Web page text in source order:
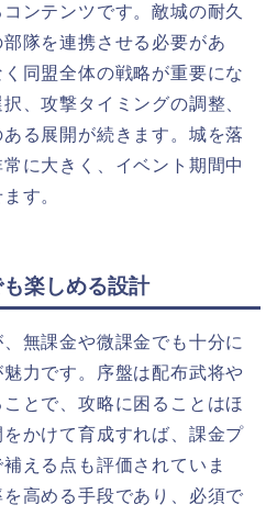
ンテンツです。敵城の耐久
隊を連携させる必要があ
同盟全体の戦略が重要にな
、攻撃タイミングの調整、
る展開が続きます。城を落
に大きく、イベント期間中
す。
楽しめる設計
無課金や微課金でも十分に
力です。序盤は配布武将や
とで、攻略に困ることはほ
かけて育成すれば、課金プ
える点も評価されていま
高める手段であり、必須で